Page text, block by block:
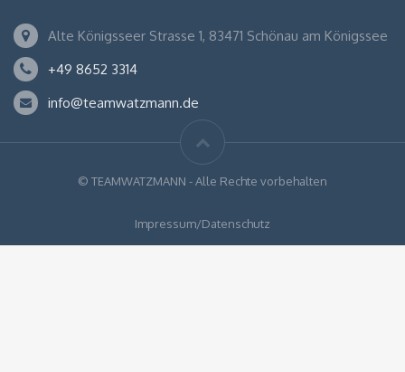
Alte Königsseer Strasse 1, 83471 Schönau am Königssee
+49 8652 3314
info@teamwatzmann.de
© TEAMWATZMANN - Alle Rechte vorbehalten
Impressum/Datenschutz